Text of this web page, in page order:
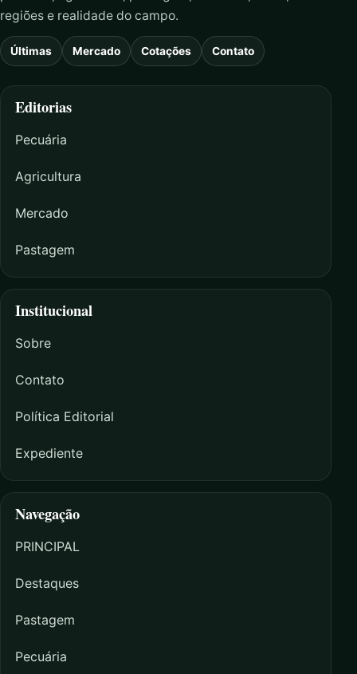
regiões e realidade do campo.
Últimas Mercado Cotações Contato
Editorias
Pecuária
Agricultura
Mercado
Pastagem
Institucional
Sobre
Contato
Política Editorial
Expediente
Navegação
PRINCIPAL
Destaques
Pastagem
Pecuária